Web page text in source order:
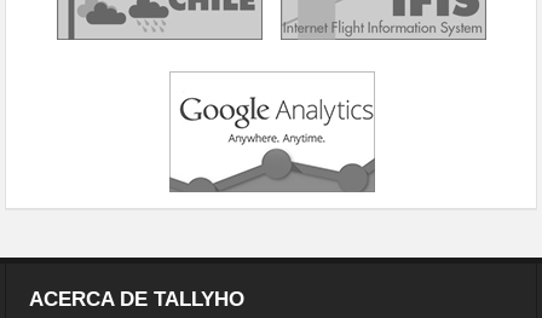
ACERCA DE TALLYHO